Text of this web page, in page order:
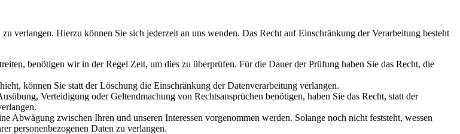
verlangen. Hierzu können Sie sich jederzeit an uns wenden. Das Recht auf Einschränkung der Verarbeitung besteht
benötigen wir in der Regel Zeit, um dies zu überprüfen. Für die Dauer der Prüfung haben Sie das Recht, die
können Sie statt der Löschung die Einschränkung der Datenverarbeitung verlangen.
Verteidigung oder Geltendmachung von Rechtsansprüchen benötigen, haben Sie das Recht, statt der
Abwägung zwischen Ihren und unseren Interessen vorgenommen werden. Solange noch nicht feststeht, wessen
personenbezogenen Daten zu verlangen.